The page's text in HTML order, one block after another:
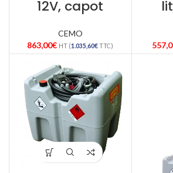
12V, capot
CEMO
863,00€ HT (1.035,60€TTC)